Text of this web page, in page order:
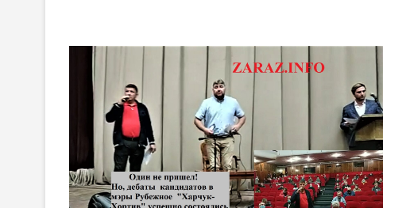
мэр
Рубежного
местного
активиста
Харчука
(Видео)